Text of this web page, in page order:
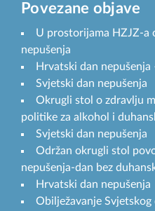
Povezane objave
U prostorijama HZJZ-a
nepušenja
Hrvatski dan
Svjetski dan nepušenja
Okrugli stol o zdravlju
politike za alkohol i
Svjetski dan nepušenja
Održan okrugli stol
nepušenja-dan bez
Hrvatski dan nepušenja
Obilježavanje